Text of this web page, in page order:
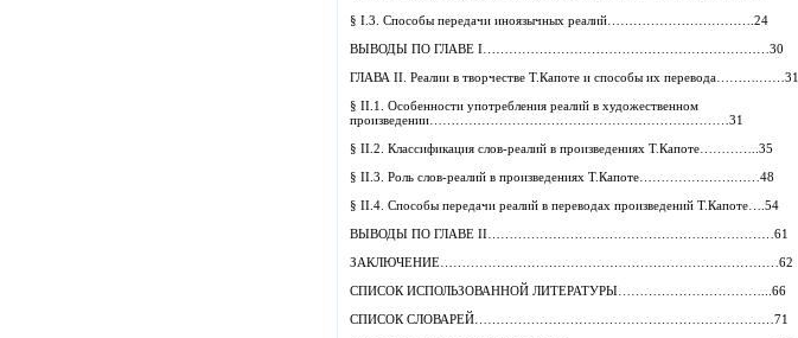
§ I.3. Способы передачи иноязычных реалий…………………………….24
ВЫВОДЫ ПО ГЛАВЕ I…………………………………………………………30
ГЛАВА II. Реалии в творчестве Т.Капоте и способы их перевода……….……31
§ II.1. Особенности употребления реалий в художественном
произведении……………………………………………………………31
§ II.2. Классификация слов-реалий в произведениях Т.Капоте…………..35
§ II.3. Роль слов-реалий в произведениях Т.Капоте………………….……48
§ II.4. Способы передачи реалий в переводах произведений Т.Капоте….54
ВЫВОДЫ ПО ГЛАВЕ II…………………………………………………………61
ЗАКЛЮЧЕНИЕ……………………………………………………………………62
СПИСОК ИСПОЛЬЗОВАННОЙ ЛИТЕРАТУРЫ……………………………...66
СПИСОК СЛОВАРЕЙ……………………………………………………………71